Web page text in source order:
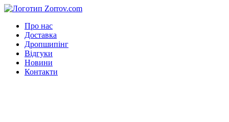
Про нас
Доставка
Дропшипінг
Відгуки
Новини
Контакти